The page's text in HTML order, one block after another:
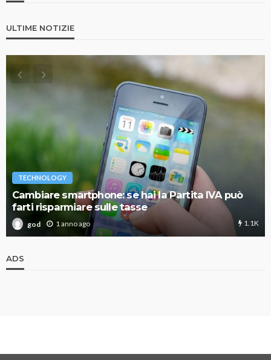
ULTIME NOTIZIE
TECHNOLOGY
Cambiare smartphone: se hai la Partita IVA può
farti risparmiare sulle tasse
god 1 anno ago 1.1K
ADS